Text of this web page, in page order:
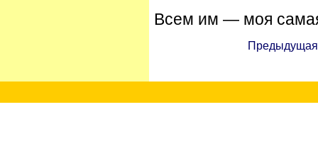
Всем им — моя самая
Предыдущая